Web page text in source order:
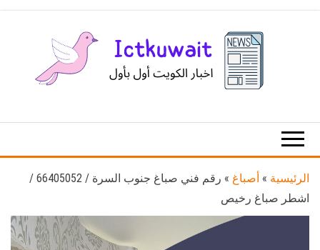
الكويت
الرئيسية » أصباغ »
رقم فني صباغ جنوب السرة / 66405052 /
اشطر صباغ رخيص